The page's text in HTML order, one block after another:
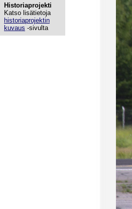
Historiaprojekti
Katso lisätietoja
historiaprojektin
kuvaus -sivulta